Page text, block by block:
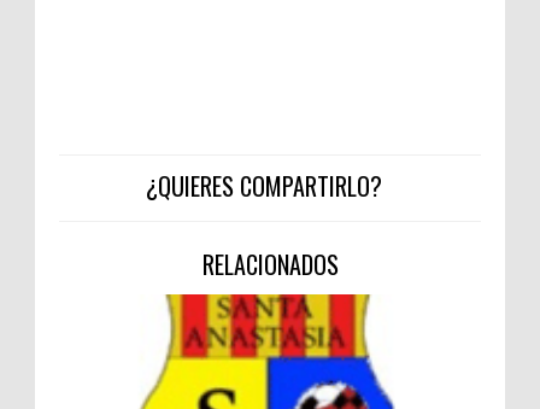
¿QUIERES COMPARTIRLO?
RELACIONADOS